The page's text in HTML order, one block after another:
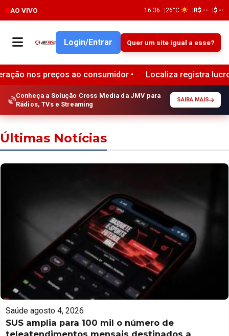
AO VIVO 16:36 26°C R$ -- $ --
Login/Entrar Quer um site igual a esse?
• Localiza registra lucro de R$ 1 bilhão no segundo
Conheça a Solução Cross Media da JMV para
Rádios, TVs e Streaming
SAIBA MAIS
Últimas Notícias
Saúde agosto 4, 2026
SUS amplia para 100 mil o número de